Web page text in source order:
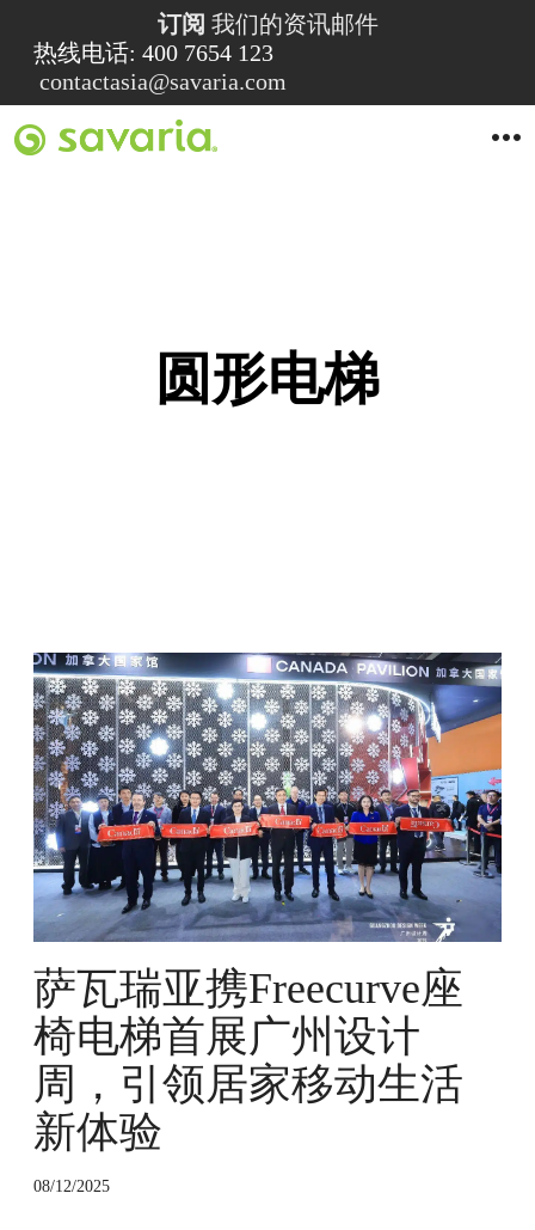
订阅 我们的资讯邮件
热线电话: 400 7654 123
contactasia@savaria.com
O
圆形电梯
萨
瓦
瑞
亚
携
F
r
e
c
u
r
v
e
座
椅
电
梯
首
展
萨瓦瑞亚携Freecurve座
椅电梯首展广州设计
周，引领居家移动生活
新体验
08/12/2025